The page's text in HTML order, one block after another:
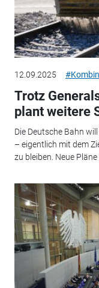
12.09.2025
Trotz
plant weitere
Die Deutsche Bahn
– eigentlich mit dem
zu bleiben. Neue